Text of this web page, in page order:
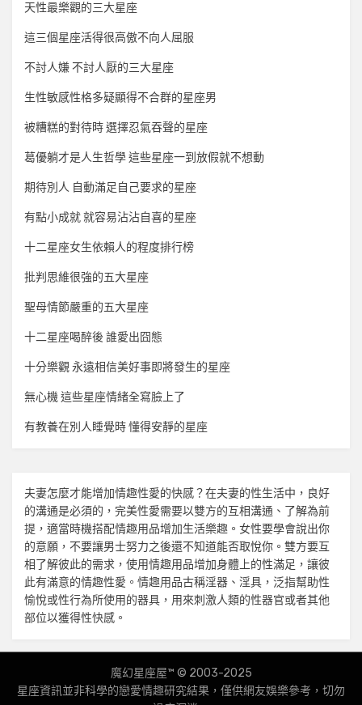
天性最樂觀的三大星座
這三個星座活得很高傲不向人屈服
不討人嫌 不討人厭的三大星座
生性敏感性格多疑顯得不合群的星座男
被糟糕的對待時 選擇忍氣吞聲的星座
葛優躺才是人生哲學 這些星座一到放假就不想動
期待別人 自動滿足自己要求的星座
有點小成就 就容易沾沾自喜的星座
十二星座女生依賴人的程度排行榜
批判思維很強的五大星座
聖母情節嚴重的五大星座
十二星座喝醉後 誰愛出囧態
十分樂觀 永遠相信美好事即將發生的星座
無心機 這些星座情緒全寫臉上了
有教養在別人睡覺時 懂得安靜的星座
夫妻怎麼才能增加情趣性愛的快感？在夫妻的性生活中，良好
的溝通是必須的，完美性愛需要以雙方的互相溝通、了解為前
提，適當時機搭配情趣用品增加生活樂趣。女性要學會說出你
的意願，不要讓男士努力之後還不知道能否取悅你。雙方要互
相了解彼此的需求，使用情趣用品增加身體上的性滿足，讓彼
此有滿意的情趣性愛。 情趣用品古稱淫器、淫具，泛指幫助性
愉悅或性行為所使用的器具，用來刺激人類的性器官或者其他
部位以獲得性快感。
魔幻星座屋™ © 2003-2025
星座資訊並非科學的戀愛情趣研究結果，僅供網友娛樂參考，切勿